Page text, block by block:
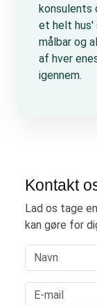
konsulents
et helt hus'
målbar og
af hver
igennem.
Kontakt
Lad os tage
kan gøre for